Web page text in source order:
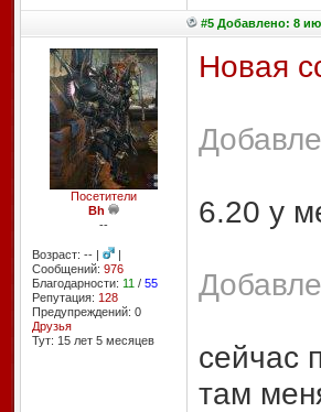
#5 Добавлено: 8
Посетители
Bh
--
Возраст: -- |
|
Сообщений: 976
Благодарности: 11 / 55
Репутация: 128
Предупреждений: 0
Друзья
Тут: 15 лет 5 месяцев
Новая
6.20 у
сейчас
там